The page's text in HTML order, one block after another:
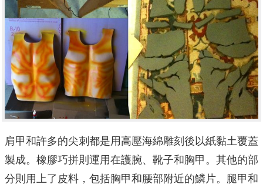
肩甲和許多的尖刺都是用高壓海綿雕刻後以紙黏土覆蓋
製成。橡膠巧拼則運用在護腕、靴子和胸甲。其他的部
分則用上了皮料，包括胸甲和腰部附近的鱗片。腿甲和